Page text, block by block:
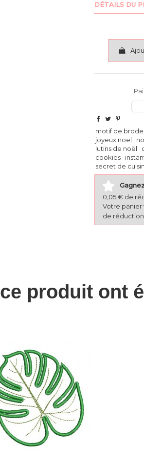
DÉTAILS DU
motif de
joyeux noël
lutins de noël
cookies
secret de
0,05 € de
Votre panier
de réduction
produit ont